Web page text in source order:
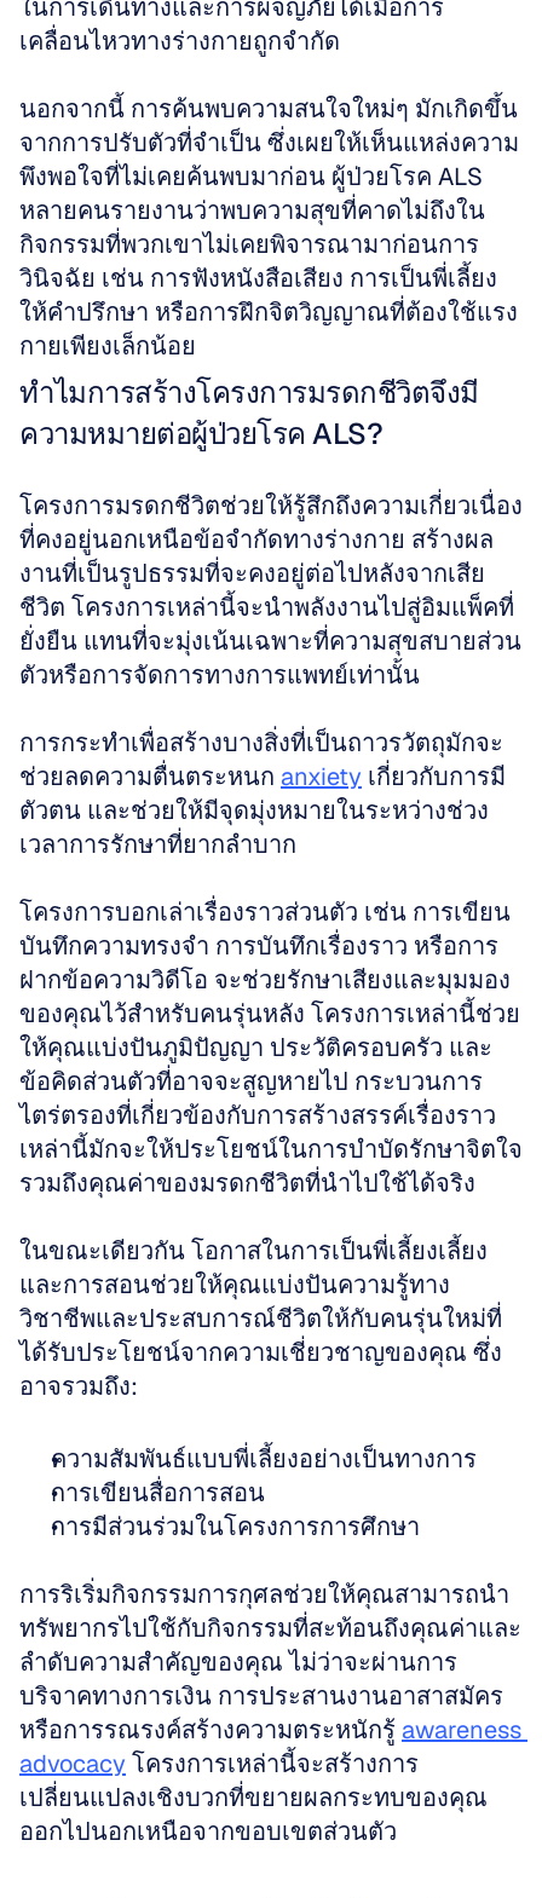
ในการเดินทางและการผจญภัยได้เมื่อการ
เคลื่อนไหวทางร่างกายถูกจำกัด
นอกจากนี้ การค้นพบความสนใจใหม่ๆ มักเกิดขึ้น
จากการปรับตัวที่จำเป็น ซึ่งเผยให้เห็นแหล่งความ
พึงพอใจที่ไม่เคยค้นพบมาก่อน ผู้ป่วยโรค ALS
หลายคนรายงานว่าพบความสุขที่คาดไม่ถึงใน
กิจกรรมที่พวกเขาไม่เคยพิจารณามาก่อนการ
วินิจฉัย เช่น การฟังหนังสือเสียง การเป็นพี่เลี้ยง
ให้คำปรึกษา หรือการฝึกจิตวิญญาณที่ต้องใช้แรง
กายเพียงเล็กน้อย
ทำไมการสร้างโครงการมรดกชีวิตจึงมี
ความหมายต่อผู้ป่วยโรค ALS?
โครงการมรดกชีวิตช่วยให้รู้สึกถึงความเกี่ยวเนื่อง
ที่คงอยู่นอกเหนือข้อจำกัดทางร่างกาย สร้างผล
งานที่เป็นรูปธรรมที่จะคงอยู่ต่อไปหลังจากเสีย
ชีวิต โครงการเหล่านี้จะนำพลังงานไปสู่อิมแพ็คที่
ยั่งยืน แทนที่จะมุ่งเน้นเฉพาะที่ความสุขสบายส่วน
ตัวหรือการจัดการทางการแพทย์เท่านั้น
การกระทำเพื่อสร้างบางสิ่งที่เป็นถาวรวัตถุมักจะ
ช่วยลดความตื่นตระหนก anxiety เกี่ยวกับการมี
ตัวตน และช่วยให้มีจุดมุ่งหมายในระหว่างช่วง
เวลาการรักษาที่ยากลำบาก
โครงการบอกเล่าเรื่องราวส่วนตัว เช่น การเขียน
บันทึกความทรงจำ การบันทึกเรื่องราว หรือการ
ฝากข้อความวิดีโอ จะช่วยรักษาเสียงและมุมมอง
ของคุณไว้สำหรับคนรุ่นหลัง โครงการเหล่านี้ช่วย
ให้คุณแบ่งปันภูมิปัญญา ประวัติครอบครัว และ
ข้อคิดส่วนตัวที่อาจจะสูญหายไป กระบวนการ
ไตร่ตรองที่เกี่ยวข้องกับการสร้างสรรค์เรื่องราว
เหล่านี้มักจะให้ประโยชน์ในการบำบัดรักษาจิตใจ
รวมถึงคุณค่าของมรดกชีวิตที่นำไปใช้ได้จริง
ในขณะเดียวกัน โอกาสในการเป็นพี่เลี้ยงเลี้ยง
และการสอนช่วยให้คุณแบ่งปันความรู้ทาง
วิชาชีพและประสบการณ์ชีวิตให้กับคนรุ่นใหม่ที่
ได้รับประโยชน์จากความเชี่ยวชาญของคุณ ซึ่ง
อาจรวมถึง:
ความสัมพันธ์แบบพี่เลี้ยงอย่างเป็นทางการ
การเขียนสื่อการสอน
การมีส่วนร่วมในโครงการการศึกษา
การริเริ่มกิจกรรมการกุศลช่วยให้คุณสามารถนำ
ทรัพยากรไปใช้กับกิจกรรมที่สะท้อนถึงคุณค่าและ
ลำดับความสำคัญของคุณ ไม่ว่าจะผ่านการ
บริจาคทางการเงิน การประสานงานอาสาสมัคร
หรือการรณรงค์สร้างความตระหนักรู้ awareness
advocacy โครงการเหล่านี้จะสร้างการ
เปลี่ยนแปลงเชิงบวกที่ขยายผลกระทบของคุณ
ออกไปนอกเหนือจากขอบเขตส่วนตัว